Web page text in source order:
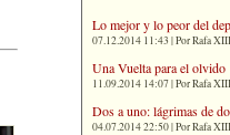
Lo mejor y lo peor del
07.12.2014 11:43 | Por Rafa
Una Vuelta para el olvido
11.09.2014 14:07 | Por Rafa
Dos a uno: lágrimas de
04.07.2014 22:50 | Por Rafa